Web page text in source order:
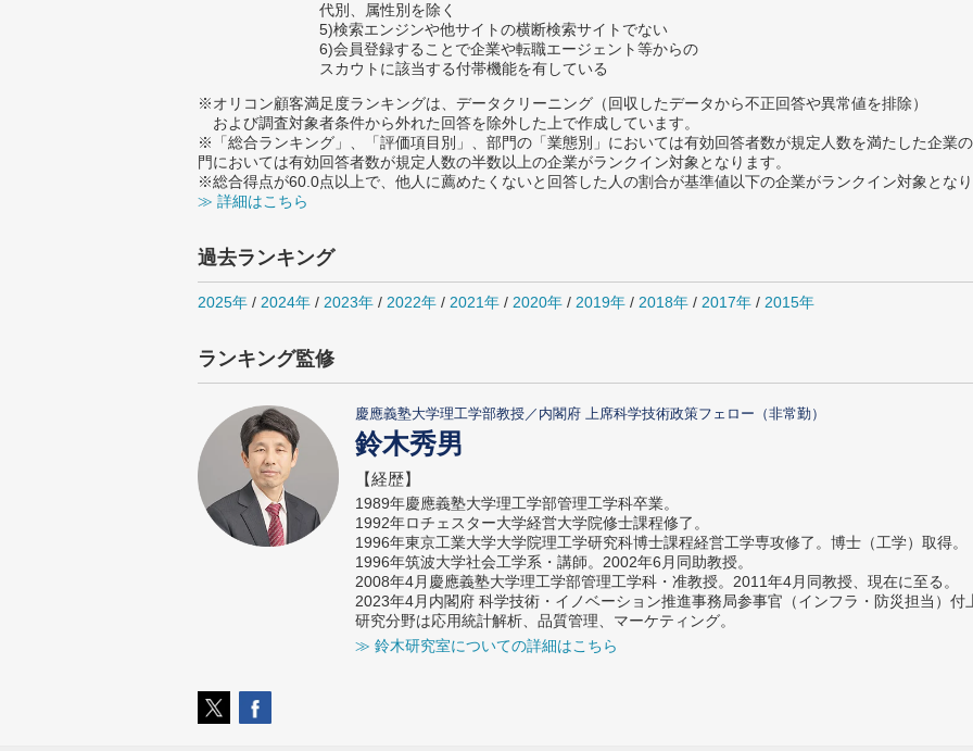
代別、属性別を除く
5)検索エンジンや他サイトの横断検索サイトでない
6)会員登録することで企業や転職エージェント等からの
スカウトに該当する付帯機能を有している
※オリコン顧客満足度ランキングは、データクリーニング（回収したデータから不正回答や異常値を排除）
および調査対象者条件から外れた回答を除外した上で作成しています。
※「総合ランキング」、「評価項目別」、部門の「業態別」においては有効回答者数が規定人数を満たした企業
門においては有効回答者数が規定人数の半数以上の企業がランクイン対象となります。
※総合得点が60.0点以上で、他人に薦めたくないと回答した人の割合が基準値以下の企業がランクイン対象とな
≫ 詳細はこちら
過去ランキング
2025年 / 2024年 / 2023年 / 2022年 / 2021年 / 2020年 / 2019年 / 2018年 / 2017年 / 2015年
ランキング監修
慶應義塾大学理工学部教授／内閣府 上席科学技術政策フェロー（非常勤）
鈴木秀男
【経歴】
1989年慶應義塾大学理工学部管理工学科卒業。
1992年ロチェスター大学経営大学院修士課程修了。
1996年東京工業大学大学院理工学研究科博士課程経営工学専攻修了。博士（工学）取得。
1996年筑波大学社会工学系・講師。2002年6月同助教授。
2008年4月慶應義塾大学理工学部管理工学科・准教授。2011年4月同教授、現在に至る。
2023年4月内閣府 科学技術・イノベーション推進事務局参事官（インフラ・防災担当）
研究分野は応用統計解析、品質管理、マーケティング。
≫ 鈴木研究室についての詳細はこちら